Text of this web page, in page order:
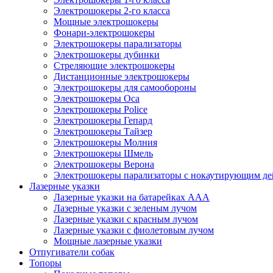
Электрошокеры 2-го класса
Мощные электрошокеры
Фонари-электрошокеры
Электрошокеры парализаторы
Электрошокеры дубинки
Стреляющие электрошокеры
Дистанционные электрошокеры
Электрошокеры для самообороны
Электрошокеры Оса
Электрошокеры Police
Электрошокеры Гепард
Электрошокеры Тайзер
Электрошокеры Молния
Электрошокеры Шмель
Электрошокеры Верона
Электрошокеры парализаторы с нокаутирующим
Лазерные указки
Лазерные указки на батарейках ААА
Лазерные указки с зеленым лучом
Лазерные указки с красным лучом
Лазерные указки с фиолетовым лучом
Мощные лазерные указки
Отпугиватели собак
Топоры